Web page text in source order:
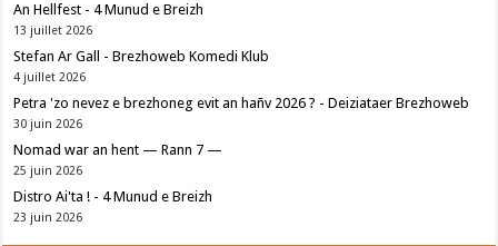
An Hellfest - 4 Munud e Breizh
13 juillet 2026
Stefan Ar Gall - Brezhoweb Komedi Klub
4 juillet 2026
Petra 'zo nevez e brezhoneg evit an hañv 2026 ? - Deiziataer Brezhoweb
30 juin 2026
Nomad war an hent — Rann 7 —
25 juin 2026
Distro Ai'ta ! - 4 Munud e Breizh
23 juin 2026